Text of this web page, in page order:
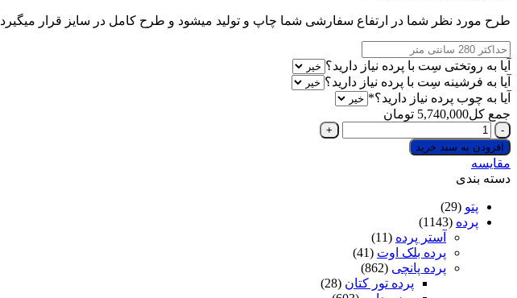
طرح مورد نظر شما در ارتفاع سفارشی شما چاپ و تولید میشود و طرح کامل در سایز قرار میگیرد
آیا به روتختی سِت با پرده نیاز دارید؟
آیا به فرشینه سِت با پرده نیاز دارید؟
آیا به چوب پرده نیاز دارید؟*
(required)
جمع کل5,740,000 تومان
پرده
چاپی
پانچی
کد
A141
+
یک
پنل
افزودن به سبد خرید
مقایسه
دسته بندی
پتو (29)
پرده (1143)
آستر پرده (11)
پرده بلک اوت (41)
پرده پانچی (862)
پرده تور کتان (28)